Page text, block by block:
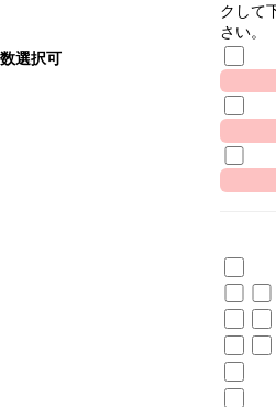
選択可
クして
さい。